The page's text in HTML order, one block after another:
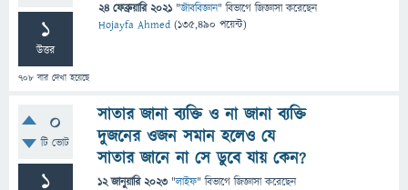
1
উত্তর
708 বার দেখা হয়েছে
24 ফেব্রুয়ারি 2021 "জীববিজ্ঞান" বিভাগে জিজ্ঞাসাকরেছেন
Hojayfa Ahmed (135,490 পয়েন্ট)
0
টি ভোট
1
সাতার জানা ব্যক্তি ও না জানা ব্যক্তি
দুজনের ওজন সমান হলেও যে
সাতার জানে না সে ডুবে যায় কেন?
12 জানুয়ারি 2023 "লাইফ" বিভাগে জিজ্ঞাসাকরেছেন